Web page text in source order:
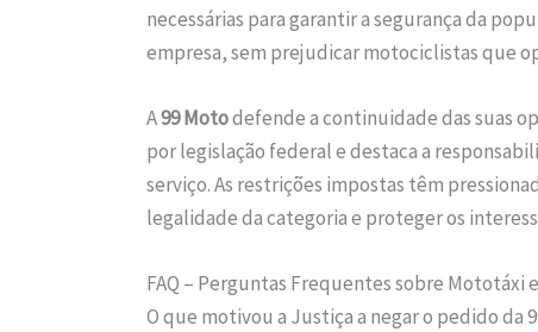
necessárias para garantir a segurança da
empresa, sem prejudicar motociclistas que
A99 Motodefende a continuidade das suas
por legislação federal e destaca a
serviço. As restrições impostas têm
legalidade da categoria e proteger os
FAQ – Perguntas Frequentes sobre Mototáxi
O que motivou a Justiça a negar o pedido da